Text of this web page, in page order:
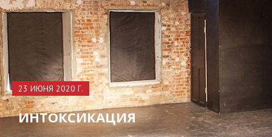
23 ИЮНЯ 2020 Г.
ИНТОКСИКАЦИЯ